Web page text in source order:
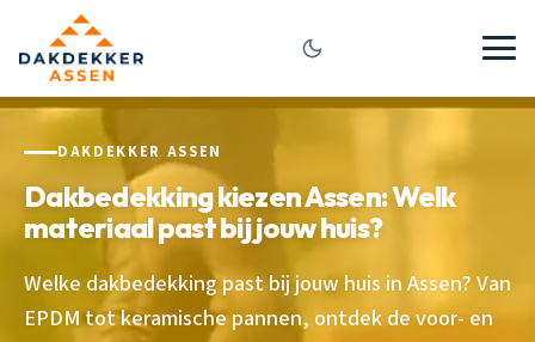
DAKDEKKER ASSEN
Dakbedekking kiezen Assen: Welk
materiaal past bij jouw huis?
Welke dakbedekking past bij jouw huis in Assen? Van
EPDM tot keramische pannen, ontdek de voor- en